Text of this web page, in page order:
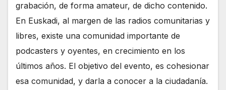
grabación, de forma amateur, de dicho contenido.
En Euskadi, al margen de las radios comunitarias y
libres, existe una comunidad importante de
podcasters y oyentes, en crecimiento en los
últimos años. El objetivo del evento, es cohesionar
esa comunidad, y darla a conocer a la ciudadanía.